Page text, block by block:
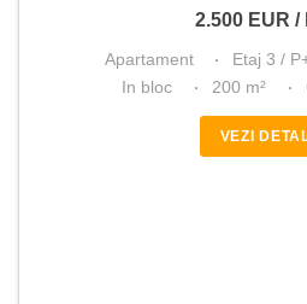
2.500 EUR /
Apartament Etaj 3 /
In bloc
200 m²
VEZI